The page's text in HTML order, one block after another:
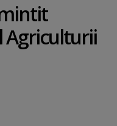
Agriculturii